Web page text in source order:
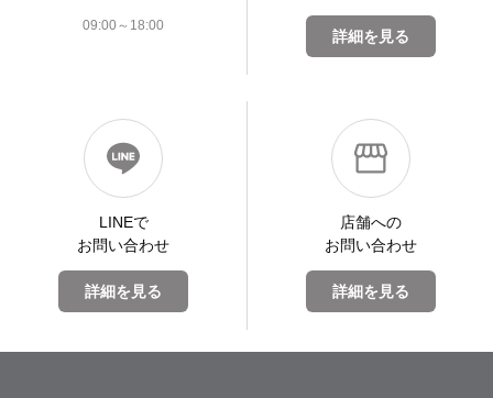
09:00～18:00
詳細を見る
LINEで
お問い合わせ
詳細を見る
店舗への
お問い合わせ
詳細を見る